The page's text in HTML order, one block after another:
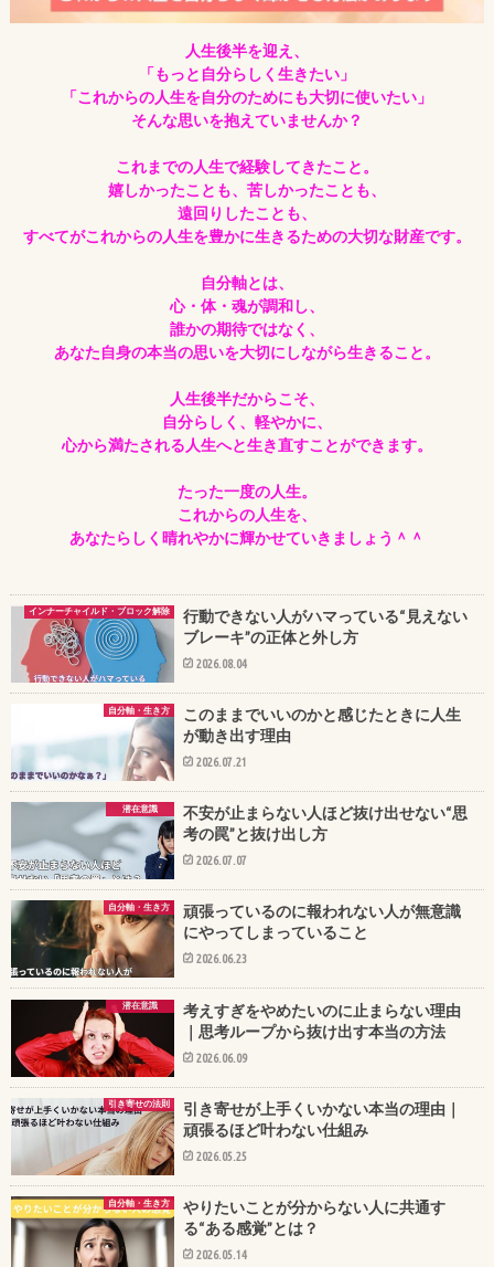
人生後半を迎え、
「もっと自分らしく生きたい」
「これからの人生を自分のためにも大切に使いたい」
そんな思いを抱えていませんか？
これまでの人生で経験してきたこと。
嬉しかったことも、苦しかったことも、
遠回りしたことも、
すべてがこれからの人生を豊かに生きるための大切な財産です。
自分軸とは、
心・体・魂が調和し、
誰かの期待ではなく、
あなた自身の本当の思いを大切にしながら生きること。
人生後半だからこそ、
自分らしく、軽やかに、
心から満たされる人生へと生き直すことができます。
たった一度の人生。
これからの人生を、
あなたらしく晴れやかに輝かせていきましょう＾＾
インナーチャイルド・ブロック解除
行動できない人がハマっている“見えない
ブレーキ”の正体と外し方
2026.08.04
自分軸・生き方
このままでいいのかと感じたときに人生
が動き出す理由
2026.07.21
潜在意識
不安が止まらない人ほど抜け出せない“思
考の罠”と抜け出し方
2026.07.07
自分軸・生き方
頑張っているのに報われない人が無意識
にやってしまっていること
2026.06.23
潜在意識
考えすぎをやめたいのに止まらない理由
｜思考ループから抜け出す本当の方法
2026.06.09
引き寄せの法則
引き寄せが上手くいかない本当の理由｜
頑張るほど叶わない仕組み
2026.05.25
自分軸・生き方
やりたいことが分からない人に共通す
る“ある感覚”とは？
2026.05.14